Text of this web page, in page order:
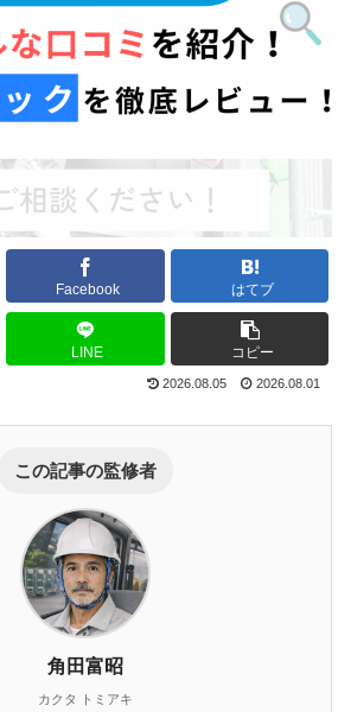
Facebook はてブ
LINE コピー
2026.08.05 2026.08.01
この記事の監修者
角田富昭
カクタ トミアキ